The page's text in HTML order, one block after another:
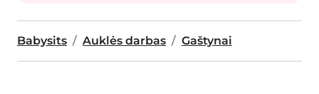
Babysits Auklės darbas Gaštynai